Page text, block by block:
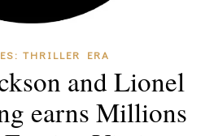
THRILLER ERA
and Lionel
earns Millions